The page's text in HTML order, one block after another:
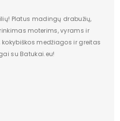
cze
Platus madingų drabužių,
moterims, vyrams ir
medžiagos ir greitas
su Batukai.eu!